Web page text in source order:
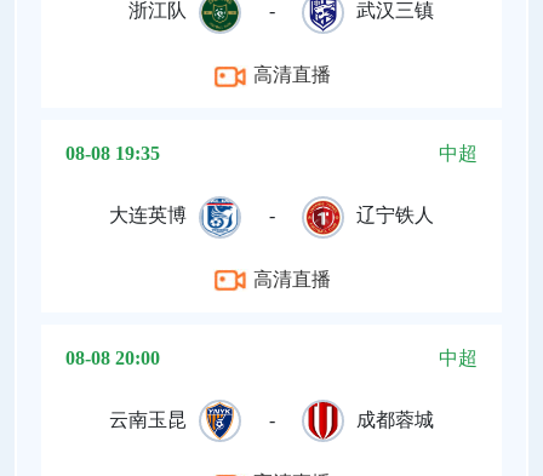
浙江队 - 武汉三镇
高清直播
08-08 19:35 中超
大连英博 - 辽宁铁人
高清直播
08-08 20:00 中超
云南玉昆 - 成都蓉城